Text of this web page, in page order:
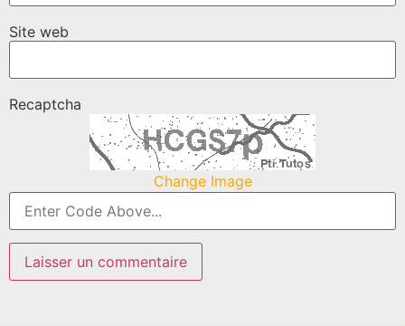
Site web
Recaptcha
Change Image